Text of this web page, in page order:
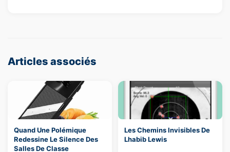
Articles associés
Quand Une Polémique
Redessine Le Silence Des
Salles De Classe
Les Chemins Invisibles De
Lhabib Lewis